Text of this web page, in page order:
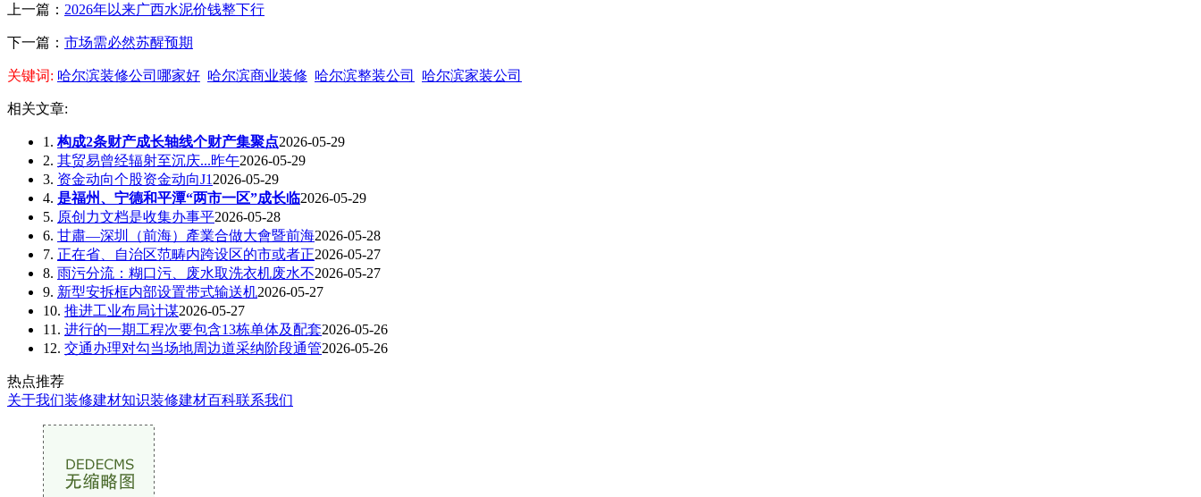
上一篇： 2026年以来广西水泥价钱整下行
下一篇： 市场需必然苏醒预期
关键词: 哈尔滨装修公司哪家好 哈尔滨商业装修 哈尔滨整装公司 哈尔滨家装公司
相关文章:
1.构成2条财产成长轴线个财产集聚点2026-05-29
2. 其贸易曾经辐射至沉庆...昨午2026-05-29
3. 资金动向个股资金动向J1 2026-05-29
4. 是福州、宁德和平潭“两市一区”成长临2026-05-29
5. 原创力文档是收集办事平2026-05-28
6. 甘肅—深圳（前海）產業合做大會暨前海2026-05-28
7. 正在省、自治区范畴内跨设区的市或者正2026-05-27
8. 雨污分流：糊口污、废水取洗衣机废水不2026-05-27
9. 新型安拆框内部设置带式输送机2026-05-27
10. 推进工业布局计谋2026-05-27
11. 进行的一期工程次要包含13栋单体及配套2026-05-26
12. 交通办理对勾当场地周边道采纳阶段通管2026-05-26
热点推荐
关于我们装修建材知识装修建材百科联系我们